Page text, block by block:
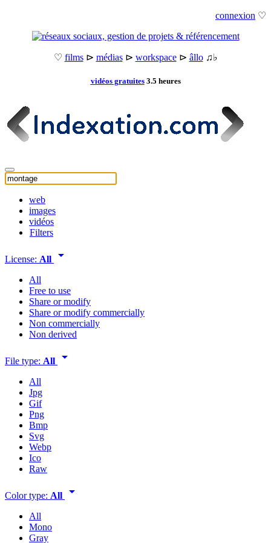
connexion ♡
♡ films⊳ médias⊳ workspace⊳ âllo♫♭
vidéos gratuites3.5 heures
web
images
vidéos
Filters
License: All arrow_drop_down
All
Free to use
Share or modify
Share or modify commercially
Non commercially
Non derived
File type: All arrow_drop_down
All
Jpg
Gif
Png
Bmp
Svg
Webp
Ico
Raw
Color type: All arrow_drop_down
All
Mono
Gray